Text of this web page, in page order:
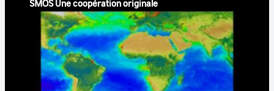
SMOS Une coopération originale